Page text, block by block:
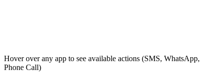
Hover over any app to see available actions (SMS, WhatsApp,
Phone Call)